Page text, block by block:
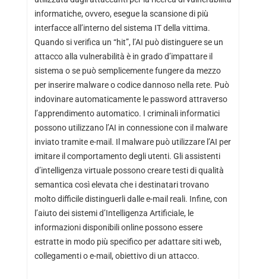
informatiche, ovvero, esegue la scansione di più
interfacce all’interno del sistema IT della vittima.
Quando si verifica un “hit”, l’AI può distinguere se un
attacco alla vulnerabilità è in grado d’impattare il
sistema o se può semplicemente fungere da mezzo
per inserire malware o codice dannoso nella rete. Può
indovinare automaticamente le password attraverso
l’apprendimento automatico. I criminali informatici
possono utilizzano l’AI in connessione con il malware
inviato tramite e-mail. Il malware può utilizzare l’AI per
imitare il comportamento degli utenti. Gli assistenti
d’intelligenza virtuale possono creare testi di qualità
semantica così elevata che i destinatari trovano
molto difficile distinguerli dalle e-mail reali. Infine, con
l’aiuto dei sistemi d’Intelligenza Artificiale, le
informazioni disponibili online possono essere
estratte in modo più specifico per adattare siti web,
collegamenti o e-mail, obiettivo di un attacco.